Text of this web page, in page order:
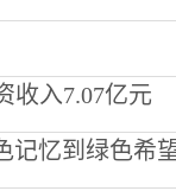
收入7.07亿元
记忆到绿色希